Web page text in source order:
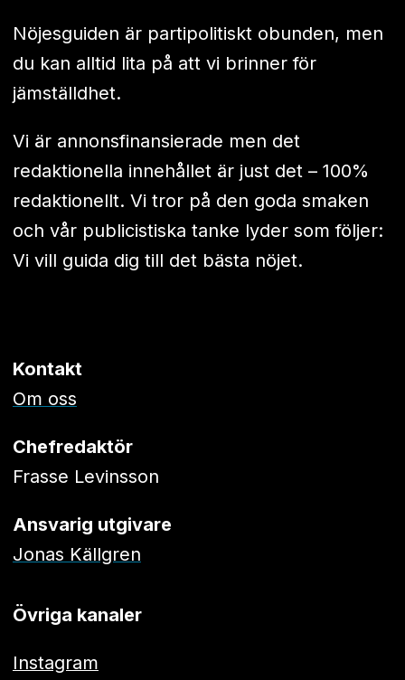
Nöjesguiden är partipolitiskt obunden, men
du kan alltid lita på att vi brinner för
jämställdhet.
Vi är annonsfinansierade men det
redaktionella innehållet är just det – 100%
redaktionellt. Vi tror på den goda smaken
och vår publicistiska tanke lyder som följer:
Vi vill guida dig till det bästa nöjet.
Kontakt
Om oss
Chefredaktör
Frasse Levinsson
Ansvarig utgivare
Jonas Källgren
Övriga kanaler
Instagram